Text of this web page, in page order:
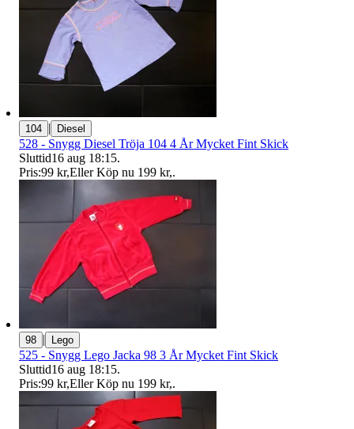
104 | Diesel
528 - Snygg Diesel Tröja 104 4 År Mycket Fint Skick
Sluttid16 aug 18:15.
Pris:99 kr,Eller Köp nu 199 kr,.
98 | Lego
525 - Snygg Lego Jacka 98 3 År Mycket Fint Skick
Sluttid16 aug 18:15.
Pris:99 kr,Eller Köp nu 199 kr,.